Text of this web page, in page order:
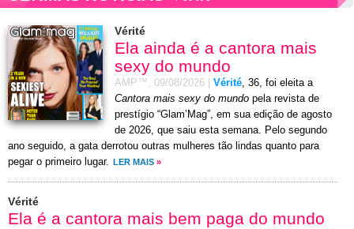
Vérité
Ela ainda é a cantora mais
sexy do mundo
AMP™, 09/08/2026 Vérité, 36, foi eleita a
Cantora mais sexy do mundo pela revista de
prestígio “Glam’Mag”, em sua edição de agosto
de 2026, que saiu esta semana. Pelo segundo
ano seguido, a gata derrotou outras mulheres tão lindas quanto para
pegar o primeiro lugar.
LER MAIS »
Vérité
Ela é a cantora mais bem paga do mundo